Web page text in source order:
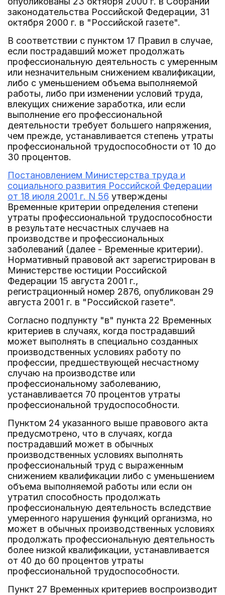
законодательства Российской Федерации, 31
октября 2000 г. в "Российской газете".
В соответствии с пунктом 17 Правил в случае,
если пострадавший может продолжать
профессиональную деятельность с умеренным
или незначительным снижением квалификации,
либо с уменьшением объема выполняемой
работы, либо при изменении условий труда,
влекущих снижение заработка, или если
выполнение его профессиональной
деятельности требует большего напряжения,
чем прежде, устанавливается степень утраты
профессиональной трудоспособности от 10 до
30 процентов.
Постановлением Министерства труда и
социального развития Российской Федерации
от 18 июля 2001 г. N 56 утверждены
Временные критерии определения степени
утраты профессиональной трудоспособности
в результате несчастных случаев на
производстве и профессиональных
заболеваний (далее - Временные критерии).
Нормативный правовой акт зарегистрирован в
Министерстве юстиции Российской
Федерации 15 августа 2001 г.,
регистрационный номер 2876, опубликован 29
августа 2001 г. в "Российской газете".
Согласно подпункту "в" пункта 22 Временных
критериев в случаях, когда пострадавший
может выполнять в специально созданных
производственных условиях работу по
профессии, предшествующей несчастному
случаю на производстве или
профессиональному заболеванию,
устанавливается 70 процентов утраты
профессиональной трудоспособности.
Пунктом 24 указанного выше правового акта
предусмотрено, что в случаях, когда
пострадавший может в обычных
производственных условиях выполнять
профессиональный труд с выраженным
снижением квалификации либо с уменьшением
объема выполняемой работы или если он
утратил способность продолжать
профессиональную деятельность вследствие
умеренного нарушения функций организма, но
может в обычных производственных условиях
продолжать профессиональную деятельность
более низкой квалификации, устанавливается
от 40 до 60 процентов утраты
профессиональной трудоспособности.
Пункт 27 Временных критериев воспроизводит